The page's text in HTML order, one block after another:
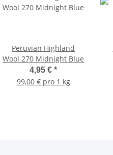
Peruvian Highland
Wool 270 Midnight Blue
4,95 € *
99,00 € pro 1 kg